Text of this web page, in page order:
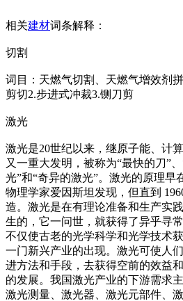
相关建材词条解释：
切割
词目：天燃气切割、天燃气增效剂
剪切2.步进式冲裁3.铡刀剪
激光
激光是20世纪以来，继原子能、计
又一重大发明，被称为“最快的刀”
光”和“奇异的激光”。激光的原理早
物理学家爱因斯坦发现，但直到
造。激光是在有理论准备和生产实
生的，它一问世，就获得了异乎寻
不仅使古老的光学科学和光学技术
一门新兴产业的出现。激光可使人
进方法和手段，去获得空前的效益
的发展。我国激光产业的下游需求
激光测量、激光器、激光元部件、